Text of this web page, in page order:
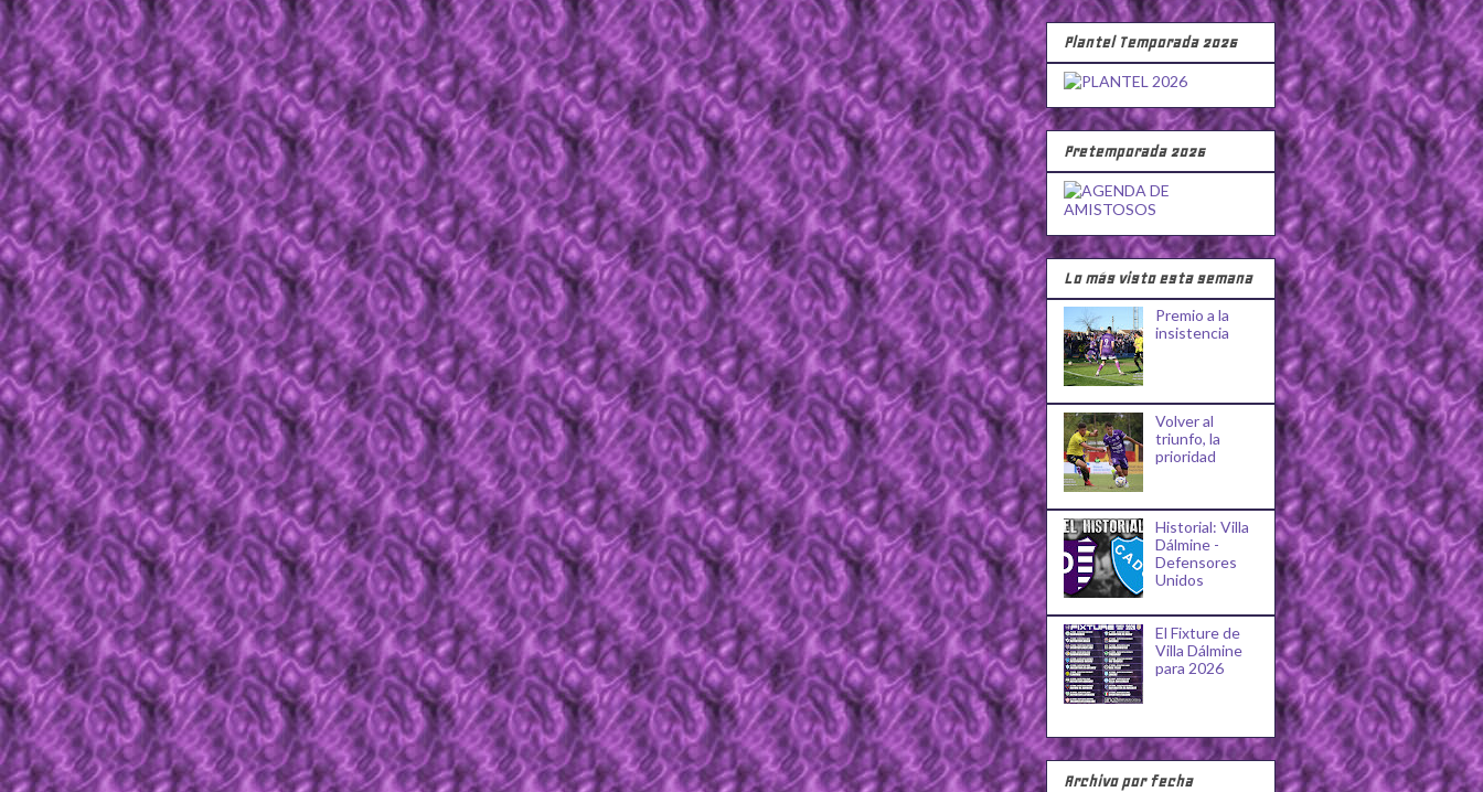
Plantel Temporada 2026
Pretemporada 2026
Lo más visto esta semana
Premio a la
insistencia
Volver al
triunfo, la
prioridad
Historial: Villa
Dálmine -
Defensores
Unidos
El Fixture de
Villa Dálmine
para 2026
Archivo por fecha